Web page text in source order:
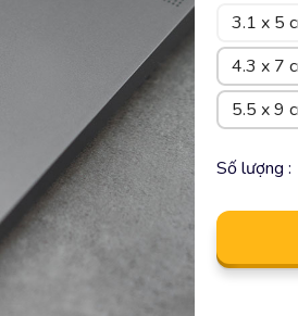
3.1 x 5
4.3 x 7
5.5 x 9
Số lượng :